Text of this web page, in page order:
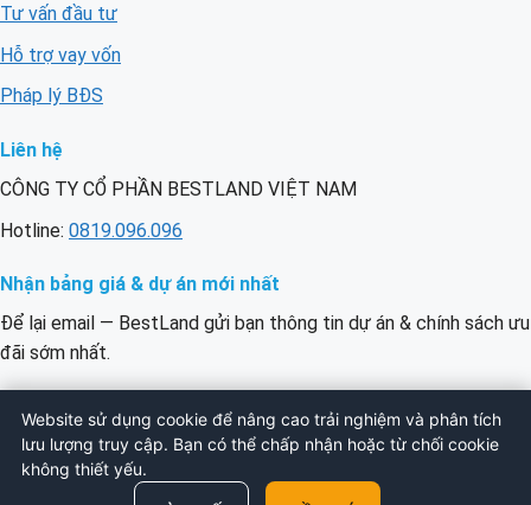
Tư vấn đầu tư
Hỗ trợ vay vốn
Pháp lý BĐS
Liên hệ
CÔNG TY CỔ PHẦN BESTLAND VIỆT NAM
Hotline: 0819.096.096
Nhận bảng giá & dự án mới nhất
Để lại email — BestLand gửi bạn thông tin dự án & chính sách ưu
đãi sớm nhất.
của
bạn
ĐĂNG KÝ
© 2026 BESTLAND VIỆT NAM. All Rights
Website sử dụng cookie để nâng cao trải nghiệm và phân tích
lưu lượng truy cập. Bạn có thể chấp nhận hoặc từ chối cookie
không thiết yếu.